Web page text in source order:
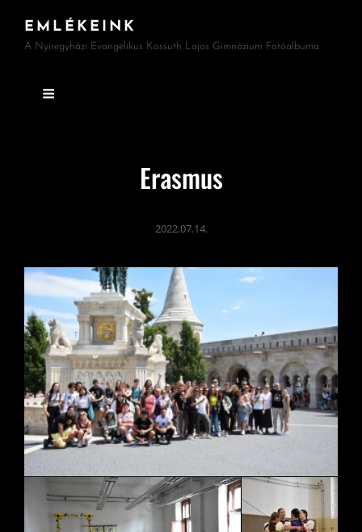
EMLÉKEINK
A Nyíregyházi Evangélikus Kossuth Lajos Gimnázium Fotóalbuma
Erasmus
2022.07.14.